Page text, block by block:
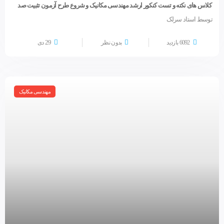
کلاس های نکته و تست کنکور ارشد مهندسی مکانیک و شروع طرح آزمون تثبیت صد
توسط استاد سرلک
6092 بازدید بدون نظر 29دی
مهندسی مکانیک